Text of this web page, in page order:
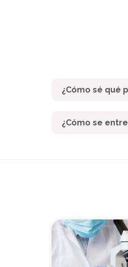
¿Cómo sé qué
¿Cómo se